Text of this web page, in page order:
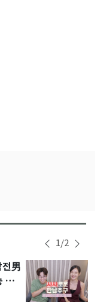
1/2
男
화